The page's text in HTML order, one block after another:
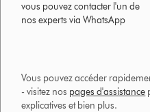
vous pouvez contacter l'un de
nos experts via WhatsApp
Vous pouvez accéder
- visitez nos pages d'assistance
explicatives et bien plus.​